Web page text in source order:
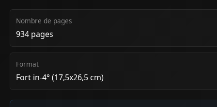
Nombre de pages
934 pages
Format
Fort in-4° (17,5x26,5 cm)